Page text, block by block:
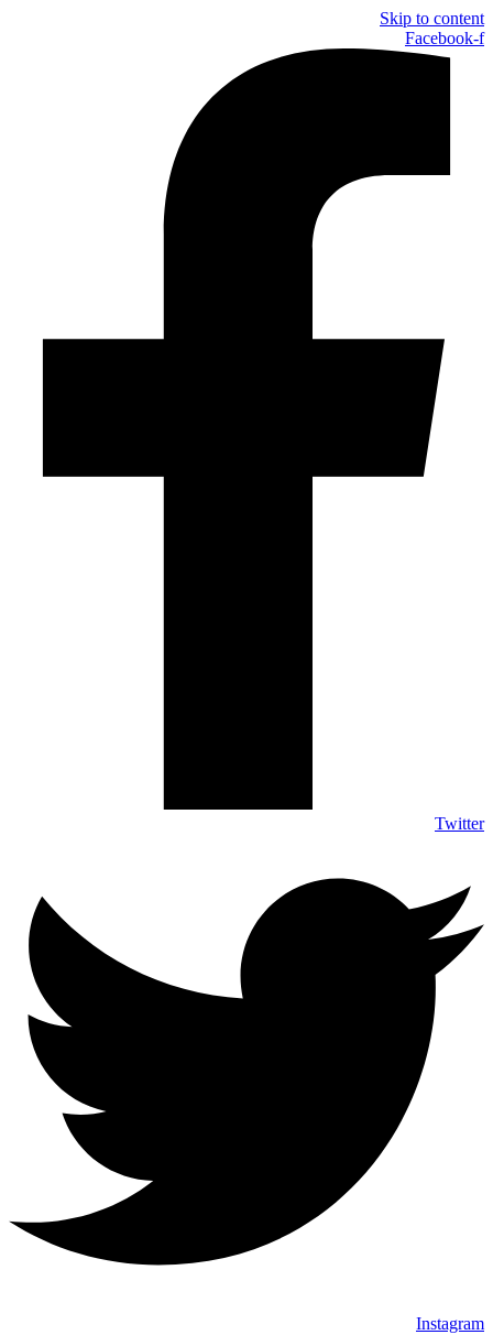
Skip to content
Facebook-f
Twitter
Instagram